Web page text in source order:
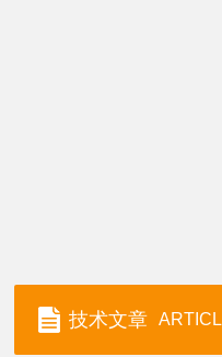
技术文章 ARTICL